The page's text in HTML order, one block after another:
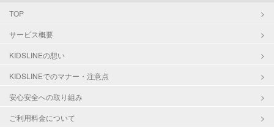
TOP
サービス概要
KIDSLINEの想い
KIDSLINEでのマナー・注意点
安心安全への取り組み
ご利用料金について